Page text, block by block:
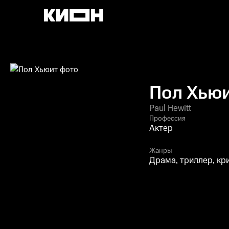
Пол
Paul Hewitt
Профессия
Актер
Жанры
Драма, триллер,